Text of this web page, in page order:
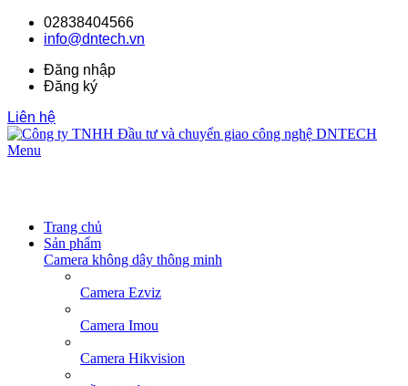
02838404566
info@dntech.vn
Đăng nhập
Đăng ký
Liên hệ
Menu
Trang chủ
Sản phẩm
Camera không dây thông minh
Camera Ezviz
Camera Imou
Camera Hikvision